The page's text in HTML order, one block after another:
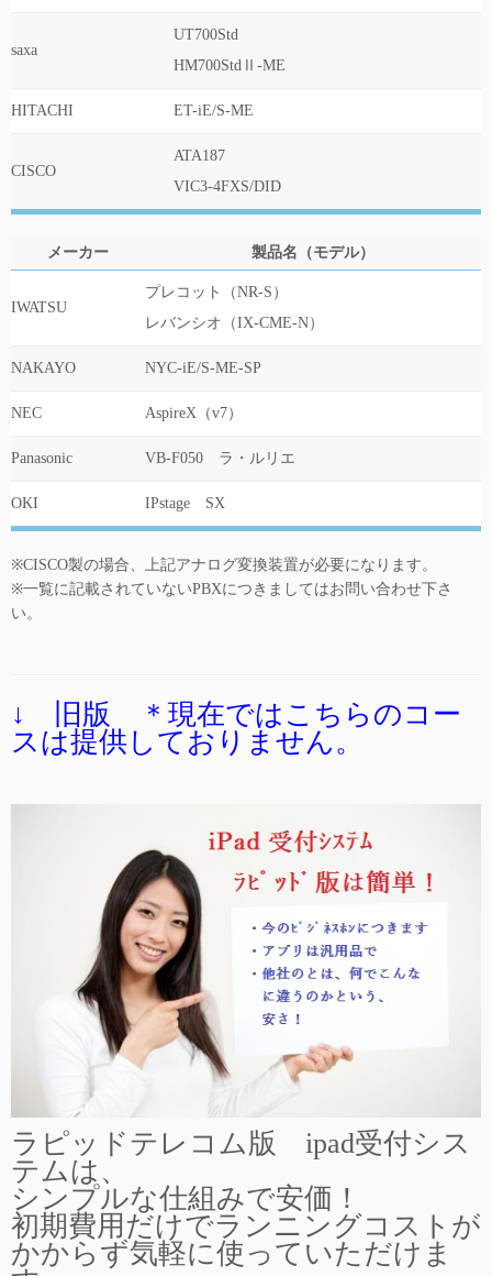
saxa
UT700Std
HM700StdⅡ-ME
HITACHI ET-iE/S-ME
CISCO
ATA187
VIC3-4FXS/DID
メーカー 製品名（モデル）
IWATSU
プレコット（NR-S）
レバンシオ（IX-CME-N）
NAKAYO NYC-iE/S-ME-SP
NEC AspireX（v7）
Panasonic VB-F050 ラ・ルリエ
OKI IPstage SX
※CISCO製の場合、上記アナログ変換装置が必要になります。
※一覧に記載されていないPBXにつきましてはお問い合わせ下さ
い。
↓ 旧版 ＊現在ではこちらのコー
スは提供しておりません。
ラピッドテレコム版 ipad受付シス
テムは、
シンプルな仕組みで安価！
初期費用だけでランニングコストが
かからず気軽に使っていただけま